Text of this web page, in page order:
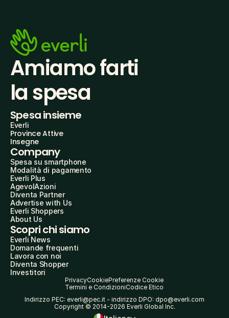
Amiamo farti
la spesa
Spesa insieme
Everli
Province Attive
Insegne
Company
Spesa su smartphone
Modalità di pagamento
Everli Plus
AgevolAzioni
Diventa Partner
Advertise with Us
Everli Shoppers
About Us
Scopri chi siamo
Everli News
Domande frequenti
Lavora con noi
Diventa Shopper
Investitori
PrivacyCookiePreferenze Cookie
Termini e CondizioniCodice Etico
Indirizzo PEC: everli@pec.it - indirizzo DPO: dpo@everli.com
Copyright © 2014-2026 Everli Global Inc.